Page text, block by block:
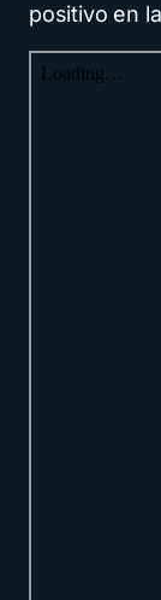
positivo en